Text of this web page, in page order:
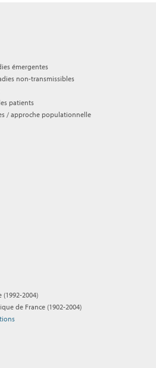
émergentes
non-transmissibles
patients
/ approche populationnelle
2004)
de France (1902-2004)